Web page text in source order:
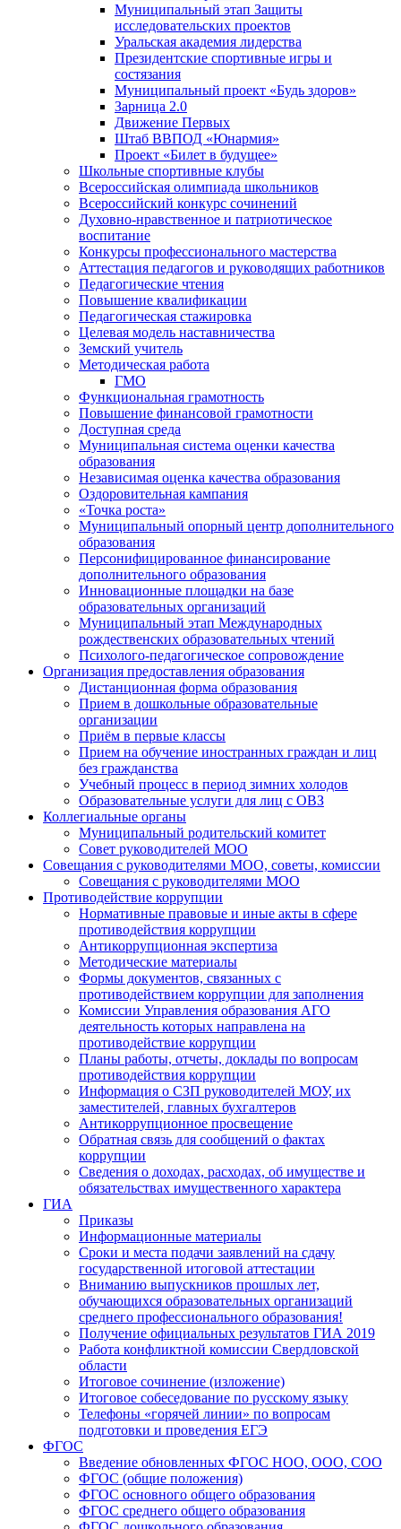
Муниципальный этап Защиты
исследовательских проектов
Уральская академия лидерства
Президентские спортивные игры и
состязания
Муниципальный проект «Будь здоров»
Зарница 2.0
Движение Первых
Штаб ВВПОД «Юнармия»
Проект «Билет в будущее»
Школьные спортивные клубы
Всероссийская олимпиада школьников
Всероссийский конкурс сочинений
Духовно-нравственное и патриотическое
воспитание
Конкурсы профессионального мастерства
Аттестация педагогов и руководящих работников
Педагогические чтения
Повышение квалификации
Педагогическая стажировка
Целевая модель наставничества
Земский учитель
Методическая работа
ГМО
Функциональная грамотность
Повышение финансовой грамотности
Доступная среда
Муниципальная система оценки качества
образования
Независимая оценка качества образования
Оздоровительная кампания
«Точка роста»
Муниципальный опорный центр дополнительного
образования
Персонифицированное финансирование
дополнительного образования
Инновационные площадки на базе
образовательных организаций
Муниципальный этап Международных
рождественских образовательных чтений
Психолого-педагогическое сопровождение
Организация предоставления образования
Дистанционная форма образования
Прием в дошкольные образовательные
организации
Приём в первые классы
Прием на обучение иностранных граждан и лиц
без гражданства
Учебный процесс в период зимних холодов
Образовательные услуги для лиц с ОВЗ
Коллегиальные органы
Муниципальный родительский комитет
Совет руководителей МОО
Совещания с руководителями МОО, советы, комиссии
Совещания с руководителями МОО
Противодействие коррупции
Нормативные правовые и иные акты в сфере
противодействия коррупции
Антикоррупционная экспертиза
Методические материалы
Формы документов, связанных с
противодействием коррупции для заполнения
Комиссии Управления образования АГО
деятельность которых направлена на
противодействие коррупции
Планы работы, отчеты, доклады по вопросам
противодействия коррупции
Информация о СЗП руководителей МОУ, их
заместителей, главных бухгалтеров
Антикоррупционное просвещение
Обратная связь для сообщений о фактах
коррупции
Сведения о доходах, расходах, об имуществе и
обязательствах имущественного характера
ГИА
Приказы
Информационные материалы
Сроки и места подачи заявлений на сдачу
государственной итоговой аттестации
Вниманию выпускников прошлых лет,
обучающихся образовательных организаций
среднего профессионального образования!
Получение официальных результатов ГИА 2019
Работа конфликтной комиссии Свердловской
области
Итоговое сочинение (изложение)
Итоговое собеседование по русскому языку
Телефоны «горячей линии» по вопросам
подготовки и проведения ЕГЭ
ФГОС
Введение обновленных ФГОС НОО, ООО, СОО
ФГОС (общие положения)
ФГОС основного общего образования
ФГОС среднего общего образования